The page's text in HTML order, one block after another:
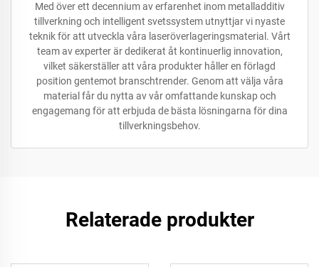
Med över ett decennium av erfarenhet inom metalladditiv
tillverkning och intelligent svetssystem utnyttjar vi nyaste
teknik för att utveckla våra laseröverlageringsmaterial. Vårt
team av experter är dedikerat åt kontinuerlig innovation,
vilket säkerställer att våra produkter håller en förlagd
position gentemot branschtrender. Genom att välja våra
material får du nytta av vår omfattande kunskap och
engagemang för att erbjuda de bästa lösningarna för dina
tillverkningsbehov.
Relaterade produkter